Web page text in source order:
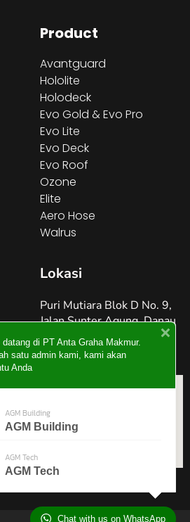
Product
Avantguard
Hololite
Holodeck
Evo Gold & Evo Pro
Evo Lite
Evo Deck
Evo Roof
Ozone
Elite
Aero Hose
Walrus
Lokasi
Puri Mutiara Blok D No. 9,
Jalan Sunter Agung, Danau
Sunter Jakarta Utara –
Indonesia
di PT Anta Graha Makmur.
satu admin kami, kami akan
Anda
AGM Building
AGM Building
AGM Tech
AGM Tech
Chat with us on WhatsApp